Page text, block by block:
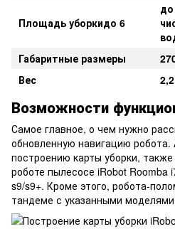
Площадь уборкидо 6
Габаритные размеры
Вес
Возможности
Самое главное, о чем нужно
обновленную навигацию робота.
построению карты уборки, также
роботе пылесосе iRobot Roomba
s9/s9+. Кроме этого, робота-
тандеме с указанными моделями